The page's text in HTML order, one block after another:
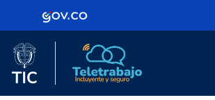
Logo Gobierno de Colombia
Logo del Ministerio TIC